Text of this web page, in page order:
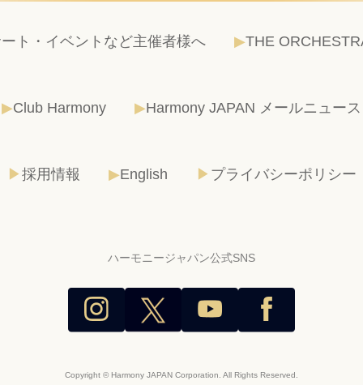
ト・イベントなど主催者様へ THE
Club Harmony Harmony JAPAN メールニュース
採用情報 English プライバシーポリシー
ハーモニージャパン公式SNS
Copyright © Harmony JAPAN Corporation. All Rights Reserved.